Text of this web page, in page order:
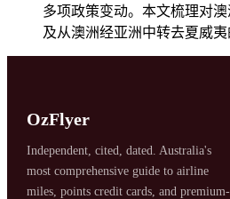
多项政策变动。本文梳理对
及从澳洲经亚洲中转去夏威夷
OzFlyer
Independent, cited, dated. Australia's
most comprehensive guide to airline
miles, points credit cards, and premium-